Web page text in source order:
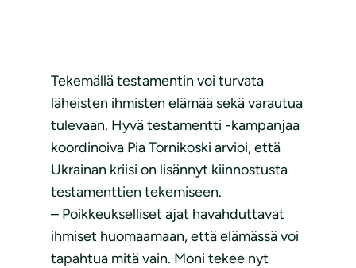
Tekemällä testamentin voi turvata
läheisten ihmisten elämää sekä varautua
tulevaan. Hyvä testamentti -kampanjaa
koordinoiva Pia Tornikoski arvioi, että
Ukrainan kriisi on lisännyt kiinnostusta
testamenttien tekemiseen.
– Poikkeukselliset ajat havahduttavat
ihmiset huomaamaan, että elämässä voi
tapahtua mitä vain. Moni tekee nyt